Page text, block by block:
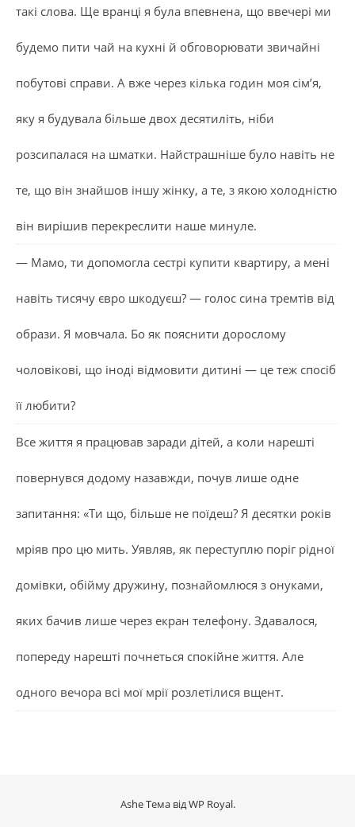
такі слова. Ще вранці я була впевнена, що ввечері ми
будемо пити чай на кухні й обговорювати звичайні
побутові справи. А вже через кілька годин моя сім’я,
яку я будувала більше двох десятиліть, ніби
розсипалася на шматки. Найстрашніше було навіть не
те, що він знайшов іншу жінку, а те, з якою холодністю
він вирішив перекреслити наше минуле.
— Мамо, ти допомогла сестрі купити квартиру, а мені
навіть тисячу євро шкодуєш? — голос сина тремтів від
образи. Я мовчала. Бо як пояснити дорослому
чоловікові, що іноді відмовити дитині — це теж спосіб
її любити?
Все життя я працював заради дітей, а коли нарешті
повернувся додому назавжди, почув лише одне
запитання: «Ти що, більше не поїдеш? Я десятки років
мріяв про цю мить. Уявляв, як переступлю поріг рідної
домівки, обійму дружину, познайомлюся з онуками,
яких бачив лише через екран телефону. Здавалося,
попереду нарешті почнеться спокійне життя. Але
одного вечора всі мої мрії розлетілися вщент.
Ashe Тема відWP Royal.